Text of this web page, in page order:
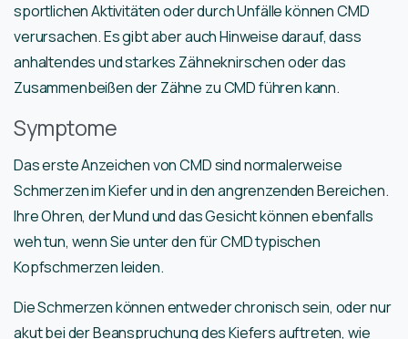
sportlichen Aktivitäten oder durch Unfälle können CMD
verursachen. Es gibt aber auch Hinweise darauf, dass
anhaltendes und starkes Zähneknirschen oder das
Zusammenbeißen der Zähne zu CMD führen kann.
Symptome
Das erste Anzeichen von CMD sind normalerweise
Schmerzen im Kiefer und in den angrenzenden Bereichen.
Ihre Ohren, der Mund und das Gesicht können ebenfalls
weh tun, wenn Sie unter den für CMD typischen
Kopfschmerzen leiden.
Die Schmerzen können entweder chronisch sein, oder nur
akut bei der Beanspruchung des Kiefers auftreten, wie